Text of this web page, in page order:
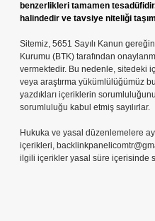
benzerlikleri tamamen
halindedir ve tavsiye niteliği
Sitemiz, 5651 Sayılı Kanun
Kurumu (BTK) tarafından
vermektedir. Bu nedenle, sitedeki
veya araştırma yükümlülüğümüz
yazdıkları içeriklerin
sorumluluğu kabul etmiş sayılırlar.
Hukuka ve yasal düzenlemelere
içerikleri,
ilgili içerikler yasal süre içerisinde